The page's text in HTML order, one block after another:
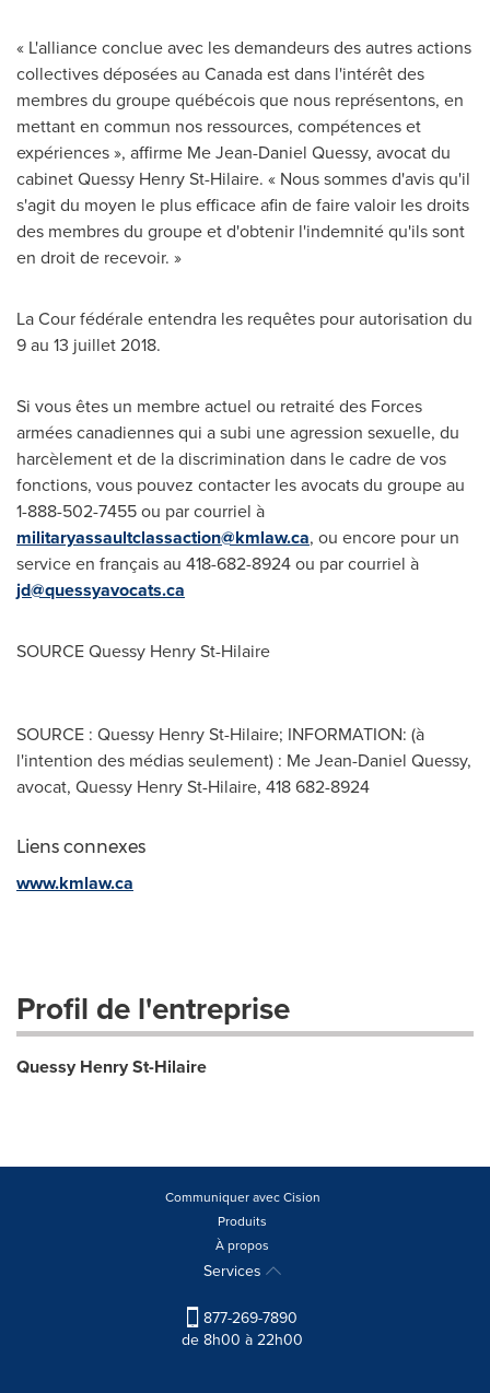
« L'alliance conclue avec les demandeurs des autres actions
collectives déposées au Canadaest dans l'intérêt des
membres du groupe québécois que nous représentons, en
mettant en commun nos ressources, compétences et
expériences », affirme Me Jean-Daniel Quessy, avocat du
cabinet Quessy Henry St-Hilaire. « Nous sommes d'avis qu'il
s'agit du moyen le plus efficace afin de faire valoir les droits
des membres du groupe et d'obtenir l'indemnité qu'ils sont
en droit de recevoir. »
La Cour fédérale entendra les requêtes pour autorisation du
9 au 13 juillet 2018.
Si vous êtes un membre actuel ou retraité des Forces
armées canadiennes qui a subi une agression sexuelle, du
harcèlement et de la discrimination dans le cadre de vos
fonctions, vous pouvez contacter les avocats du groupe au
1-888-502-7455 ou par courriel à
militaryassaultclassaction@kmlaw.ca, ou encore pour un
service en français au 418-682-8924 ou par courriel à
jd@quessyavocats.ca
SOURCE Quessy Henry St-Hilaire
SOURCE : Quessy Henry St-Hilaire; INFORMATION: (à
l'intention des médias seulement) : Me Jean-Daniel Quessy,
avocat, Quessy Henry St-Hilaire, 418 682-8924
Liens connexes
www.kmlaw.ca
Profil de l'entreprise
Quessy Henry St-Hilaire
Communiquer avec Cision
Produits
À propos
Services
877-269-7890
de 8h00 à 22h00